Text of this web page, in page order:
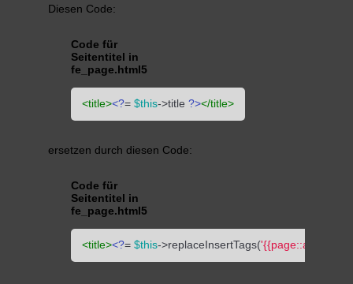
Diesen Code:
Code für
Seitentitel in
fe_page.html5
<title><?= $this->title ?></title>
ersetzen durch diesen Code:
Code für
Seitentitel in
fe_page.html5
<title><?= $this->replaceInsertTags('{{page::alias}}'